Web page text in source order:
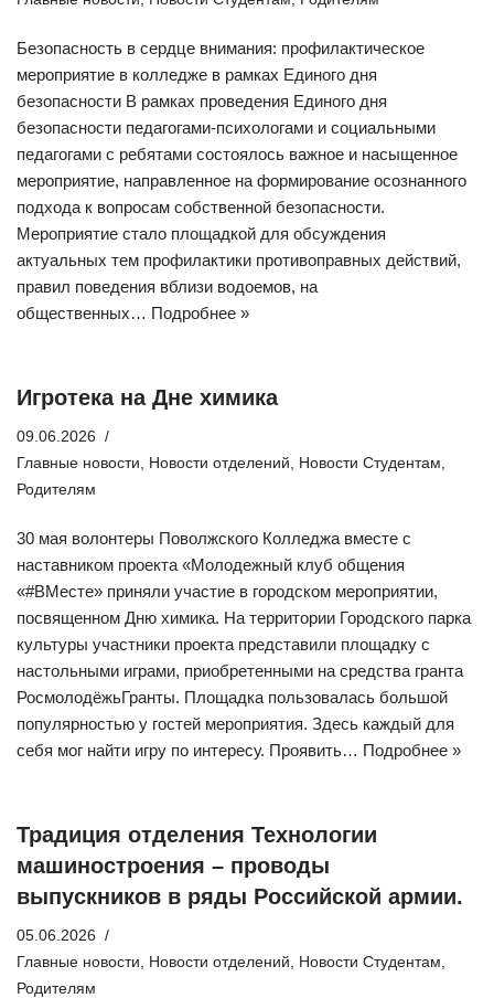
Безопасность в сердце внимания: профилактическое
мероприятие в колледже в рамках Единого дня
безопасности В рамках проведения Единого дня
безопасности педагогами-психологами и социальными
педагогами с ребятами состоялось важное и насыщенное
мероприятие, направленное на формирование осознанного
подхода к вопросам собственной безопасности.
Мероприятие стало площадкой для обсуждения
актуальных тем профилактики противоправных действий,
правил поведения вблизи водоемов, на
общественных… Подробнее »
Игротека на Дне химика
09.06.2026
Главные новости, Новости отделений, Новости Студентам,
Родителям
30 мая волонтеры Поволжского Колледжа вместе с
наставником проекта «Молодежный клуб общения
«#ВМесте» приняли участие в городском мероприятии,
посвященном Дню химика. На территории Городского парка
культуры участники проекта представили площадку с
настольными играми, приобретенными на средства гранта
РосмолодёжьГранты. Площадка пользовалась большой
популярностью у гостей мероприятия. Здесь каждый для
себя мог найти игру по интересу. Проявить… Подробнее »
Традиция отделения Технологии
машиностроения – проводы
выпускников в ряды Российской армии.
05.06.2026
Главные новости, Новости отделений, Новости Студентам,
Родителям